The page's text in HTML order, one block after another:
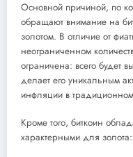
Основной причиной, по
обращают внимание на
золотом. В отличие от
неограниченном
ограничена: всего будет
делает его уникальным
инфляции в
Кроме того, биткоин
характерными для золота: